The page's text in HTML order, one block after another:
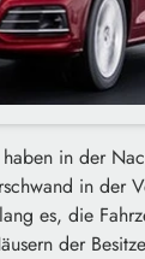
in der
in der
es, die
der